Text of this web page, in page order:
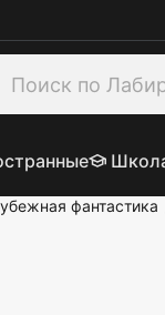
фантастика